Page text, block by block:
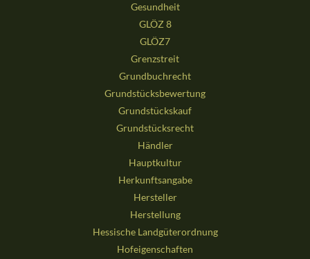
Gesundheit
GLÖZ 8
GLÖZ7
Grenzstreit
Grundbuchrecht
Grundstücksbewertung
Grundstückskauf
Grundstücksrecht
Händler
Hauptkultur
Herkunftsangabe
Hersteller
Herstellung
Hessische Landgüterordnung
Hofeigenschaften